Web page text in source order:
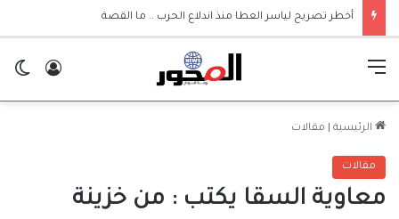
الرئيسية مقالات
مقالات
معاوية السقا يكتب : من خزينة